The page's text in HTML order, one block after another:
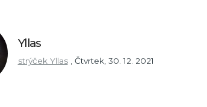
Yllas
strýček Yllas Čtvrtek, 30. 12. 2021